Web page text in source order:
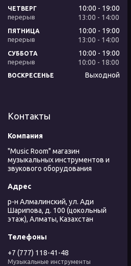
ЧЕТВЕРГ 10:00
19:00
13:00
14:00
ПЯТНИЦА 10:00
19:00
13:00
14:00
СУББОТА 10:00
19:00
10:00
18:00
ВОСКРЕСЕНЬЕ Выходной
Контакты
"Music Room" магазин
музыкальных инструментов и
звукового оборудования
р-н Алмалинский, ул. Ади
Шарипова, д. 100 (цокольный
этаж), Алматы, Казахстан
+7 (777) 118-41-48
Музыкальные инструменты